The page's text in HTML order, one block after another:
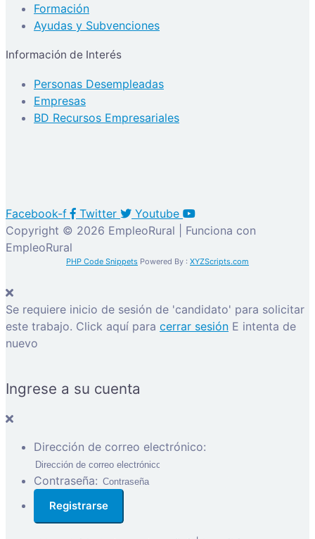
Formación
Ayudas y Subvenciones
Información de Interés
Personas Desempleadas
Empresas
BD Recursos Empresariales
Facebook-f Twitter
Youtube
Copyright © 2026 EmpleoRural | Funciona con
EmpleoRural
PHP Code Snippets Powered By : XYZScripts.com
Se requiere inicio de sesión de 'candidato' para solicitar
este trabajo. Click aquí para cerrar sesión E intenta de
nuevo
Ingrese a su cuenta
Dirección de correo electrónico:
Contraseña: